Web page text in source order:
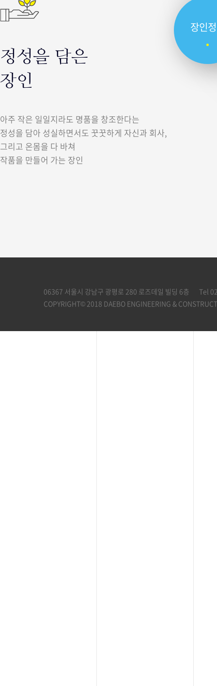
장인
정성을 담은
장인
아주 작은 일일지라도 명품을 창조한다는
정성을 담아 성실하면서도 꿋꿋하게 자신과 회사,
그리고 온몸을 다 바쳐
작품을 만들어 가는 장인
06367 서울시 강남구 광평로 280 로즈데일 빌딩 6층
Tel
COPYRIGHT© 2018 DAEBO ENGINEERING &